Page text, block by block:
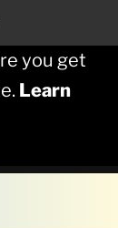
you get
Learn